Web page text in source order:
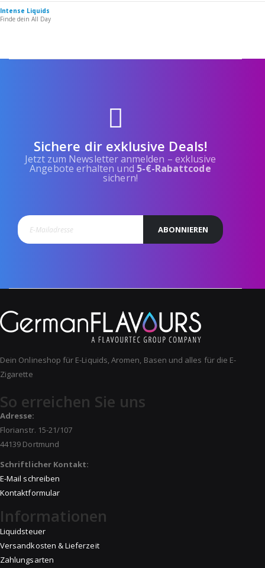
Intense Liquids
Finde dein All Day
Sichere dir exklusive Deals!
Jetzt zum Newsletter anmelden – exklusive
Angebote erhalten und 5-€-Rabattcode
sichern!
ABONNIEREN
Dein Onlineshop für E-Liquids, Aromen, Basen und alles für die E-
Zigarette
So erreichen Sie uns
Adresse:
Florianstr. 15-21/107
44139 Dortmund
Schriftlicher Kontakt:
E-Mail schreiben
Kontaktformular
Informationen
Liquidsteuer
Versandkosten & Lieferzeit
Zahlungsarten